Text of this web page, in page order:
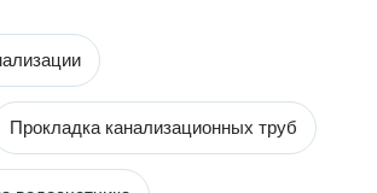
Прокладка канализационных труб